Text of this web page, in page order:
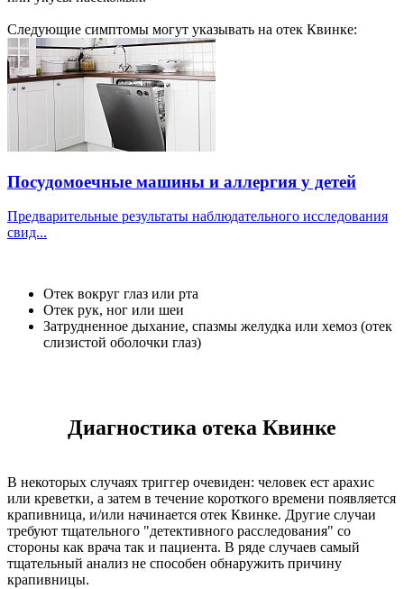
Следующие симптомы могут указывать на отек Квинке:
Посудомоечные машины и аллергия у детей
Предварительные результаты наблюдательного исследования
свид...
Отек вокруг глаз или рта
Отек рук, ног или шеи
Затрудненное дыхание, спазмы желудка или хемоз (отек
слизистой оболочки глаз)
Диагностика отека Квинке
В некоторых случаях триггер очевиден: человек ест арахис
или креветки, а затем в течение короткого времени появляется
крапивница, и/или начинается отек Квинке. Другие случаи
требуют тщательного "детективного расследования" со
стороны как врача так и пациента. В ряде случаев самый
тщательный анализ не способен обнаружить причину
крапивницы.